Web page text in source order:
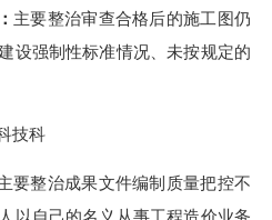
主要整治审查合格后的施工图仍
设强制性标准情况 、未按规定的
技科
要整治成果文件编制质量把控不